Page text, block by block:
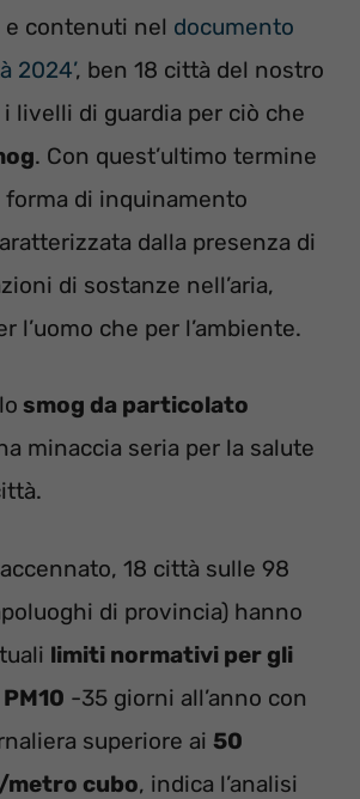
e contenuti nel documento
2024’, ben 18 città del nostro
livelli di guardia per ciò che
. Con quest’ultimo termine
di inquinamento
dalla presenza di
di sostanze nell’aria,
l’uomo che per l’ambiente.
smog da particolato
minaccia seria per la salute
18 città sulle 98
di provincia) hanno
limiti normativi per gli
-35 giorni all’anno con
superiore ai 50
cubo, indica l’analisi